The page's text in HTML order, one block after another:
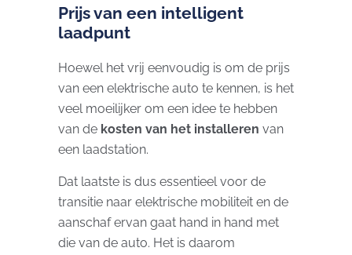
Prijs van een intelligent
laadpunt
Hoewel het vrij eenvoudig is om de prijs
van een elektrische auto te kennen, is het
veel moeilijker om een ​​idee te hebben
van de kosten van het installeren van
een laadstation.
Dat laatste is dus essentieel voor de
transitie naar elektrische mobiliteit en de
aanschaf ervan gaat hand in hand met
die van de auto. Het is daarom